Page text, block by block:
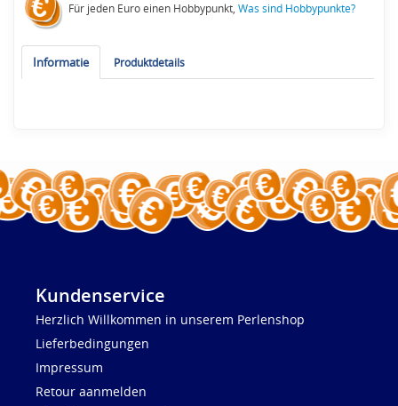
Für jeden Euro einen Hobbypunkt,Was sind Hobbypunkte?
Informatie Produktdetails
Kundenservice
Herzlich Willkommen in unserem Perlenshop
Lieferbedingungen
Impressum
Retour aanmelden